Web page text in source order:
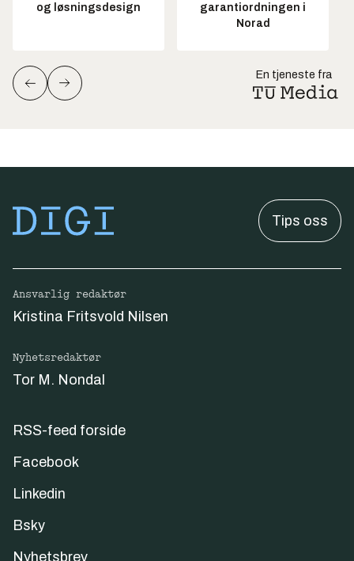
og løsningsdesign
garantiordningen i
Norad
En tjeneste fra
Tips oss
Ansvarlig redaktør
Kristina Fritsvold Nilsen
Nyhetsredaktør
Tor M. Nondal
RSS-feed forside
Facebook
Linkedin
Bsky
Nyhetsbrev